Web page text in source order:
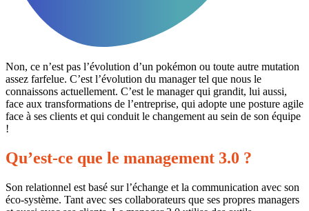
Non, ce n’est pas l’évolution d’un pokémon ou toute autre mutation
assez farfelue. C’est l’évolution du manager tel que nous le
connaissons actuellement. C’est le manager qui grandit, lui aussi,
face aux transformations de l’entreprise, qui adopte une posture agile
face à ses clients et qui conduit le changement au sein de son équipe
!
Qu’est-ce que le management 3.0 ?
Son relationnel est basé sur l’échange et la communication avec son
éco-système. Tant avec ses collaborateurs que ses propres managers